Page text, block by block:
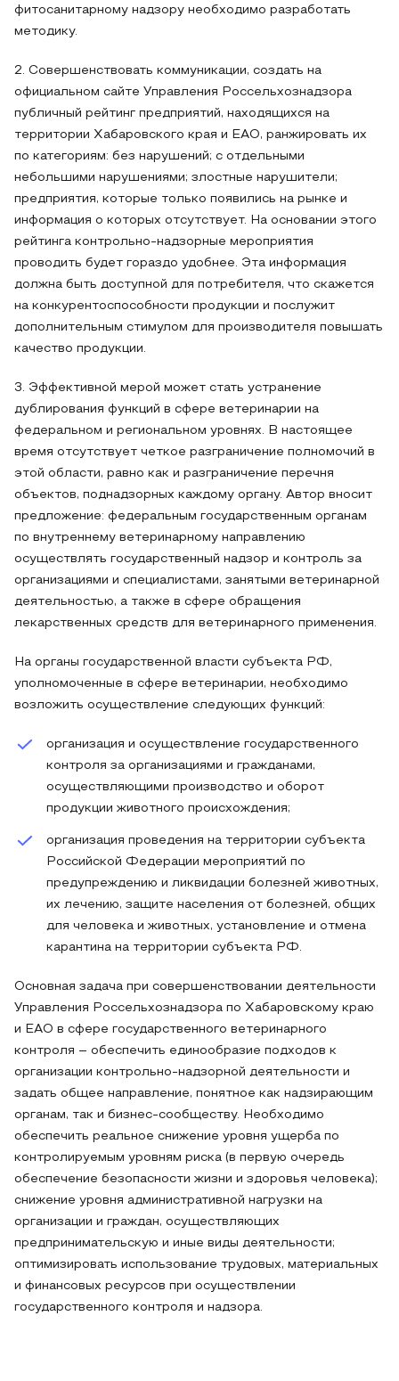
фитосанитарному надзору необходимо разработать
методику.
2. Совершенствовать коммуникации, создать на
официальном сайте Управления Россельхознадзора
публичный рейтинг предприятий, находящихся на
территории Хабаровского края и ЕАО, ранжировать их
по категориям: без нарушений; с отдельными
небольшими нарушениями; злостные нарушители;
предприятия, которые только появились на рынке и
информация о которых отсутствует. На основании этого
рейтинга контрольно-надзорные мероприятия
проводить будет гораздо удобнее. Эта информация
должна быть доступной для потребителя, что скажется
на конкурентоспособности продукции и послужит
дополнительным стимулом для производителя повышать
качество продукции.
3. Эффективной мерой может стать устранение
дублирования функций в сфере ветеринарии на
федеральном и региональном уровнях. В настоящее
время отсутствует четкое разграничение полномочий в
этой области, равно как и разграничение перечня
объектов, поднадзорных каждому органу. Автор вносит
предложение: федеральным государственным органам
по внутреннему ветеринарному направлению
осуществлять государственный надзор и контроль за
организациями и специалистами, занятыми ветеринарной
деятельностью, а также в сфере обращения
лекарственных средств для ветеринарного применения.
На органы государственной власти субъекта РФ,
уполномоченные в сфере ветеринарии, необходимо
возложить осуществление следующих функций:
организация и осуществление государственного
контроля за организациями и гражданами,
осуществляющими производство и оборот
продукции животного происхождения;
организация проведения на территории субъекта
Российской Федерации мероприятий по
предупреждению и ликвидации болезней животных,
их лечению, защите населения от болезней, общих
для человека и животных, установление и отмена
карантина на территории субъекта РФ.
Основная задача при совершенствовании деятельности
Управления Россельхознадзора по Хабаровскому краю
и ЕАО в сфере государственного ветеринарного
контроля – обеспечить единообразие подходов к
организации контрольно-надзорной деятельности и
задать общее направление, понятное как надзирающим
органам, так и бизнес-сообществу. Необходимо
обеспечить реальное снижение уровня ущерба по
контролируемым уровням риска (в первую очередь
обеспечение безопасности жизни и здоровья человека);
снижение уровня административной нагрузки на
организации и граждан, осуществляющих
предпринимательскую и иные виды деятельности;
оптимизировать использование трудовых, материальных
и финансовых ресурсов при осуществлении
государственного контроля и надзора.